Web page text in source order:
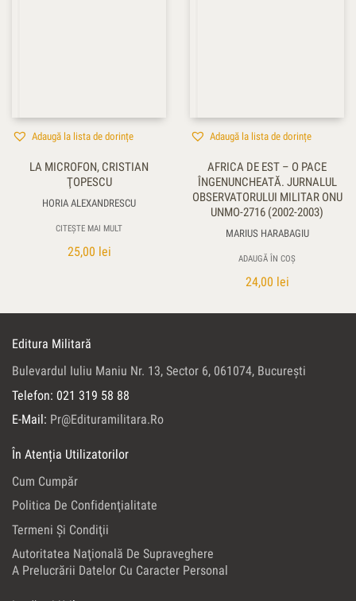
Adaugă la lista de dorințe
LA MICROFON, CRISTIAN
ŢOPESCU
HORIA ALEXANDRESCU
CITEȘTE MAI MULT
25,00 lei
Adaugă la lista de dorințe
AFRICA DE EST – O PACE
ÎNGENUNCHEATĂ. JURNALUL
OBSERVATORULUI MILITAR ONU
UNMO-2716 (2002-2003)
MARIUS HARABAGIU
ADAUGĂ ÎN COȘ
24,00 lei
Editura Militară
Bulevardul Iuliu Maniu Nr. 13, Sector 6, 061074, Bucureşti
Telefon: 021 319 58 88
E-Mail: Pr@edituramilitara.ro
În Atenția Utilizatorilor
Cum Cumpăr
Politica De Confidenţialitate
Termeni Şi Condiţii
Autoritatea Naţională De Supraveghere
A Prelucrării Datelor Cu Caracter Personal